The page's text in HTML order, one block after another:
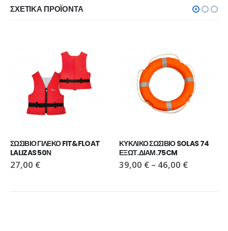
ΣΧΕΤΙΚΆ ΠΡΟΪΌΝΤΑ
ΣΩΣΙΒΙΟ ΓΙΛΕΚΟ FIT&FLOAT
LALIZAS 50Ν
27,00 €
ΚΥΚΛΙΚΟ ΣΩΣΙΒΙΟ SOLAS 74
ΕΞΩΤ.ΔΙΑΜ.75CM
39,00 € – 46,00 €